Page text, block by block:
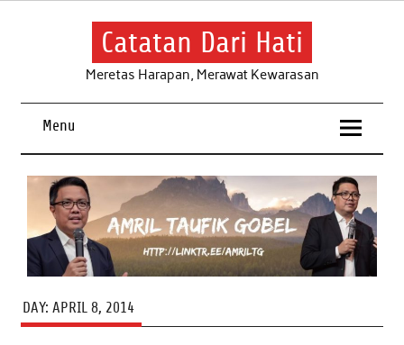
Skip
Catatan Dari Hati
Meretas Harapan, Merawat Kewarasan
Menu
DAY: APRIL 8, 2014